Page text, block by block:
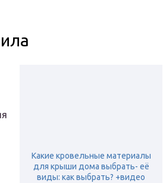
Какие кровельные материалы
для крыши дома выбрать- её
виды: как выбрать? +видео